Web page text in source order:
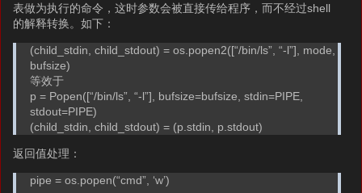
表做为执行的命令，这时参数会被直接传给程序，而不经过shell
的解释转换。如下：
(child_stdin, child_stdout) = os.popen2([“/bin/ls”, “-l”], mode,
bufsize)
等效于
p = Popen([“/bin/ls”, “-l”], bufsize=bufsize, stdin=PIPE,
stdout=PIPE)
(child_stdin, child_stdout) = (p.stdin, p.stdout)
返回值处理：
pipe = os.popen(“cmd”, ‘w’)